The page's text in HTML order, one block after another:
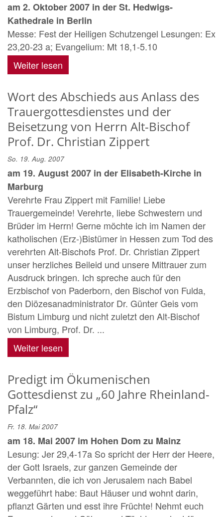
am 2. Oktober 2007 in der St. Hedwigs-
Kathedrale in Berlin
Messe: Fest der Heiligen Schutzengel Lesungen: Ex
23,20-23 a; Evangelium: Mt 18,1-5.10
Weiter lesen
Wort des Abschieds aus Anlass des
Trauergottesdienstes und der
Beisetzung von Herrn Alt-Bischof
Prof. Dr. Christian Zippert
So. 19. Aug. 2007
am 19. August 2007 in der Elisabeth-Kirche in
Marburg
Verehrte Frau Zippert mit Familie! Liebe
Trauergemeinde! Verehrte, liebe Schwestern und
Brüder im Herrn! Gerne möchte ich im Namen der
katholischen (Erz-)Bistümer in Hessen zum Tod des
verehrten Alt-Bischofs Prof. Dr. Christian Zippert
unser herzliches Beileid und unsere Mittrauer zum
Ausdruck bringen. Ich spreche auch für den
Erzbischof von Paderborn, den Bischof von Fulda,
den Diözesanadministrator Dr. Günter Geis vom
Bistum Limburg und nicht zuletzt den Alt-Bischof
von Limburg, Prof. Dr. ...
Weiter lesen
Predigt im Ökumenischen
Gottesdienst zu „60 Jahre Rheinland-
Pfalz“
Fr. 18. Mai 2007
am 18. Mai 2007 im Hohen Dom zu Mainz
Lesung: Jer 29,4-17a So spricht der Herr der Heere,
der Gott Israels, zur ganzen Gemeinde der
Verbannten, die ich von Jerusalem nach Babel
weggeführt habe: Baut Häuser und wohnt darin,
pflanzt Gärten und esst ihre Früchte! Nehmt euch